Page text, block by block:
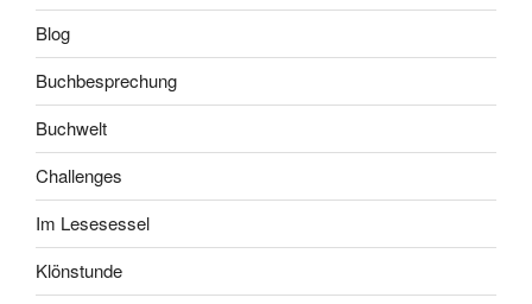
Blog
Buchbesprechung
Buchwelt
Challenges
Im Lesesessel
Klönstunde